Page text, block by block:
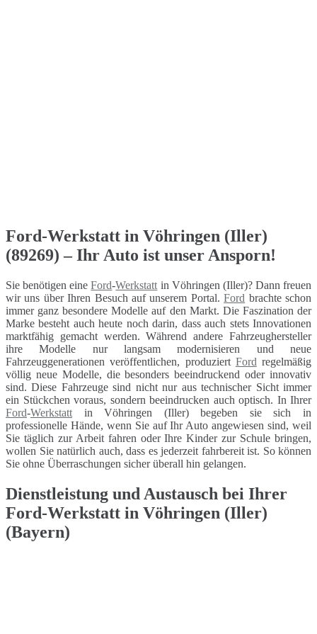
Ford-Werkstatt in Vöhringen (Iller)
(89269) – Ihr Auto ist unser Ansporn!
Sie benötigen eineFord-Werkstatt in Vöhringen (Iller)? Dann freuen
wir uns über Ihren Besuch auf unserem Portal.Ford brachte schon
immer ganz besondere Modelle auf den Markt. Die Faszination der
Marke besteht auch heute noch darin, dass auch stets Innovationen
marktfähig gemacht werden. Während andere Fahrzeughersteller
ihre Modelle nur langsam modernisieren und neue
Fahrzeuggenerationen veröffentlichen, produziert Ford regelmäßig
völlig neue Modelle, die besonders beeindruckend oder innovativ
sind. Diese Fahrzeuge sind nicht nur aus technischer Sicht immer
ein Stückchen voraus, sondern beeindrucken auch optisch. In Ihrer
Ford-Werkstatt in Vöhringen (Iller) begeben sie sich in
professionelle Hände, wenn Sie auf Ihr Auto angewiesen sind, weil
Sie täglich zur Arbeit fahren oder Ihre Kinder zur Schule bringen,
wollen Sie natürlich auch, dass es jederzeit fahrbereit ist. So können
Sie ohne Überraschungen sicher überall hin gelangen.
Dienstleistung und Austausch bei Ihrer
Ford-Werkstatt in Vöhringen (Iller)
(Bayern)